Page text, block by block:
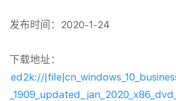
发布时间：2020-1-24
下载地址：
ed2k://